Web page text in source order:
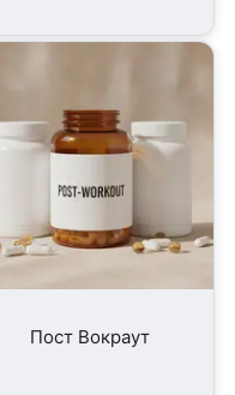
Пост Вокраут